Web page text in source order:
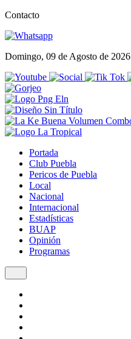
Contacto
Domingo, 09 de Agosto de 2026
Portada
Club Puebla
Pericos de Puebla
Local
Nacional
Internacional
Estadísticas
BUAP
Opinión
Programas